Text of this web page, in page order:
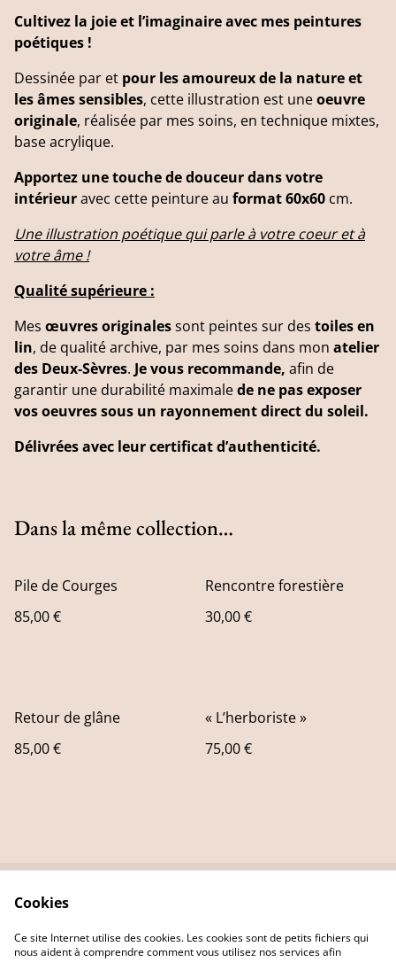
Cultivez la joie et l’imaginaire avec mes peintures
poétiques !
Dessinée par et pour les amoureux de la nature et
les âmes sensibles, cette illustration est uneoeuvre
originale, réalisée par mes soins, en technique mixtes,
base acrylique.
Apportez une touche de douceur dans votre
intérieuravec cette peinture au format 60x60 cm.
Une illustration poétique qui parle à votre coeur et à
votre âme !
Qualité supérieure :
Mes œuvres originalessont peintes sur des toiles en
lin, de qualité archive, par mes soins dans mon atelier
des Deux-Sèvres. Je vous recommande, afin de
garantir une durabilité maximalede ne pas exposer
vos oeuvres sous un rayonnement direct du soleil.
Délivréesavec leur certificat d’authenticité.
Dans la même collection…
Pile de Courges
85,00 €
Rencontre forestière
30,00 €
Retour de glâne
85,00 €
« L’herboriste »
75,00 €
Privacy Policy
Cookie Policy
Cookies
Ce site Internet utilise des cookies. Les cookies sont de petits fichiers qui
nous aident à comprendre comment vous utilisez nos services afin